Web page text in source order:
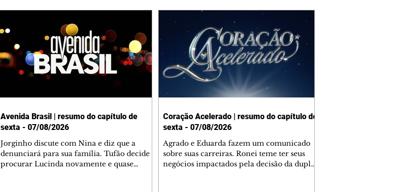
Avenida Brasil | resumo do capítulo de
sexta - 07/08/2026
Jorginho discute com Nina e diz que a
denunciará para sua família. Tufão decide
procurar Lucinda novamente e quase
Coração Acelerado | resumo do capítulo de
sexta - 07/08/2026
Agrado e Eduarda fazem um comunicado
sobre suas carreiras. Ronei teme ter seus
negócios impactados pela decisão da dupla.